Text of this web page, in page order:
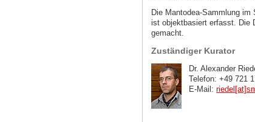
Die Mantodea-Sammlung
ist objektbasiert erfasst. Die
gemacht.
Zuständiger Kurator
Dr. Alexander
Telefon: +49 721
E-Mail: